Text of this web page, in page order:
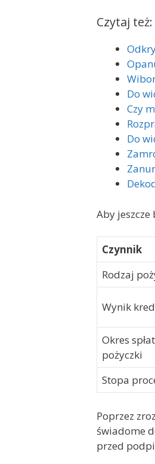
Czytaj też:
Do
Czy
Do
Aby
Czynnik
Rodzaj
Wynik
Okres
pożyczki
Stopa
Poprzez
świadome
przed